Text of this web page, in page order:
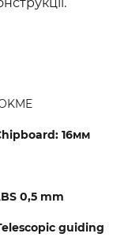
16мм
0,5 mm
guiding